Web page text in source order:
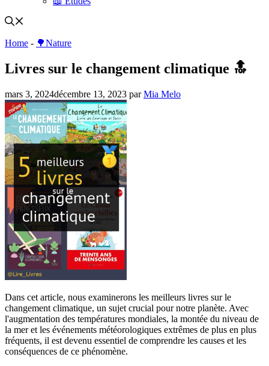
Home - 🌳Nature
Livres sur le changement climatique 🔝
mars 3, 2024décembre 13, 2023 parMia Melo
Dans cet article, nous examinerons les meilleurs livres sur le
changement climatique, un sujet crucial pour notre planète. Avec
l'augmentation des températures mondiales, la montée du niveau de
la mer et les événements météorologiques extrêmes de plus en plus
fréquents, il est devenu essentiel de comprendre les causes et les
conséquences de ce phénomène.